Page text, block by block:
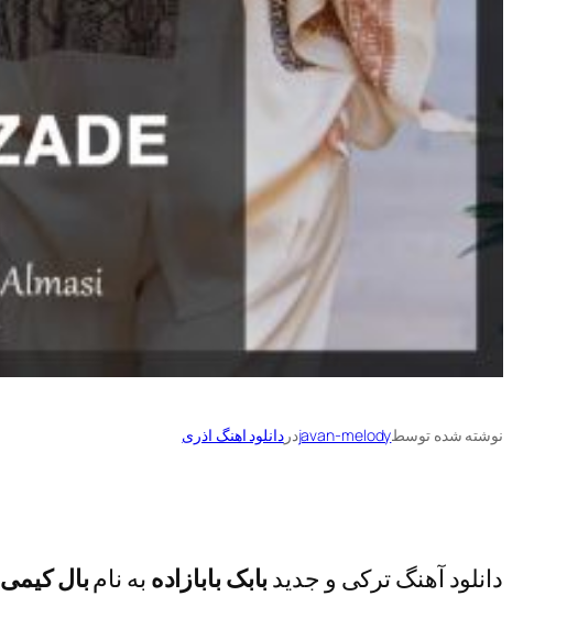
نوشته شده توسطjavan-melodyدردانلود اهنگ اذری
دانلود آهنگ ترکی و جدیدبابک بابازاده به نامبال کیمی